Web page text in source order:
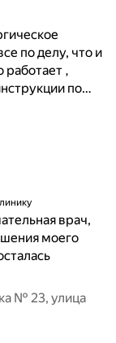
по делу, что и
работает ,
по…
врач,
моего
№ 23, улица